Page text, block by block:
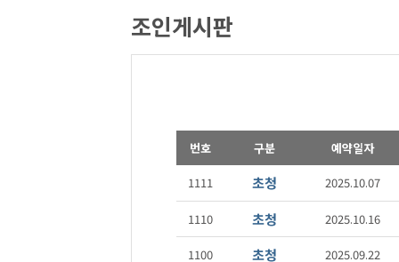
조인게시판
번호 구분 예약일자
1111 초청 2025.10.07
1110 초청 2025.10.16
1100 초청 2025.09.22